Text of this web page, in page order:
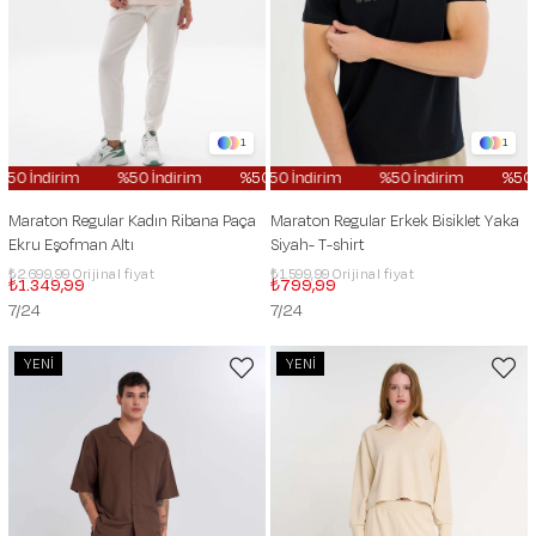
1
%50 İndirim %50 İndirim %50 İndirim %50 İndirim
Maraton Regular Kadın Ribana Paça
Ekru Eşofman Altı
₺1.349,99
₺2.699,99
7/24
1
%50 İndirim %50 İndirim
Maraton Regular Erkek Bisiklet Yaka
Siyah- T-shirt
₺799,99
₺1.599,99
7/24
YENI
YENI